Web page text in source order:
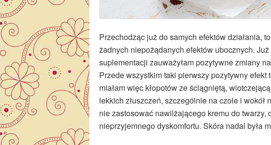
Przechodząc już do samych efektów działania,
żadnych niepożądanych efektów ubocznych.
suplementacji zauważyłam pozytywne zmiany
Przede wszystkim taki pierwszy pozytywny
miałam więc kłopotów ze ściągniętą,
lekkich złuszczeń, szczególnie na czole i wokół
nie zastosować nawilżającego kremu do twarzy,
nieprzyjemnego dyskomfortu. Skóra nadal była